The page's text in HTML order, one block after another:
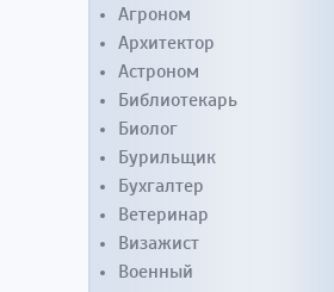
Агроном
Архитектор
Астроном
Библиотекарь
Биолог
Бурильщик
Бухгалтер
Ветеринар
Визажист
Военный